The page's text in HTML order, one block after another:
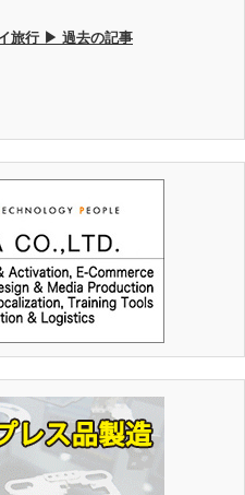
旅行 ▶ 過去の記事